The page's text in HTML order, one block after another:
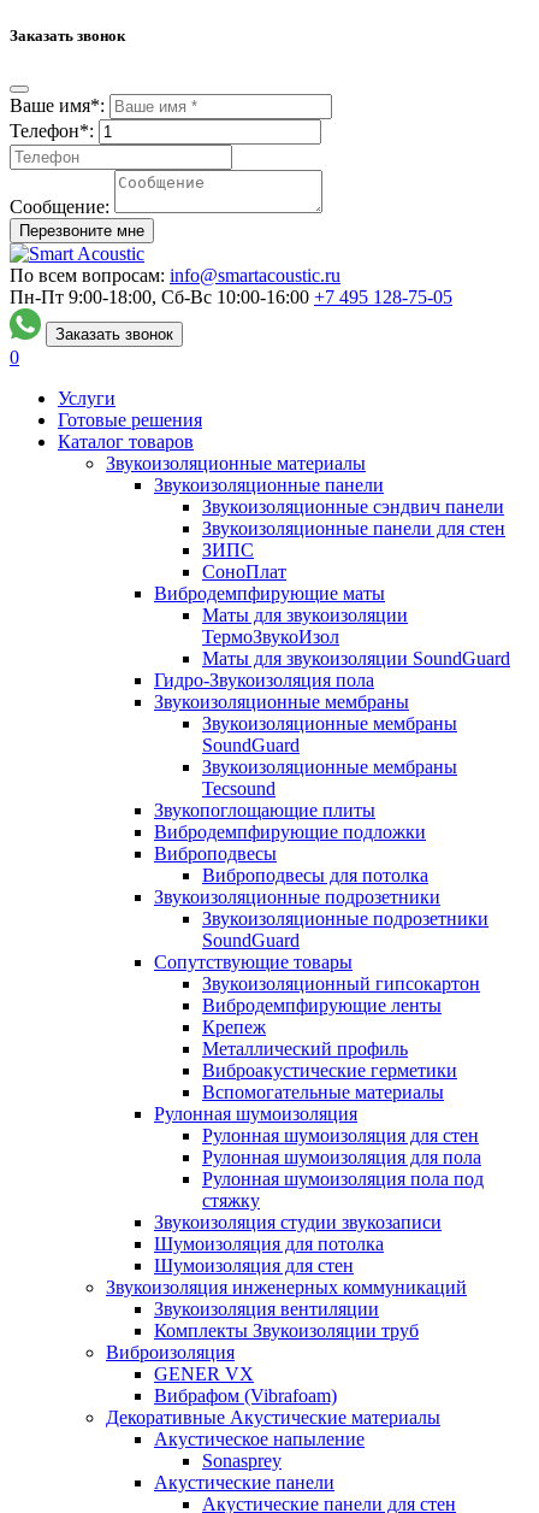
Заказать звонок
Ваше имя*:
Телефон*:
Сообщение:
Перезвоните мне
По всем вопросам: info@smartacoustic.ru
Пн-Пт 9:00-18:00, Сб-Вс 10:00-16:00 +7 495 128-75-05
Заказать звонок
0
Услуги
Готовые решения
Каталог товаров
Звукоизоляционные материалы
Звукоизоляционные панели
Звукоизоляционные сэндвич панели
Звукоизоляционные панели для стен
ЗИПС
СоноПлат
Вибродемпфирующие маты
Маты для звукоизоляции
ТермоЗвукоИзол
Маты для звукоизоляции SoundGuard
Гидро-Звукоизоляция пола
Звукоизоляционные мембраны
Звукоизоляционные мембраны
SoundGuard
Звукоизоляционные мембраны
Tecsound
Звукопоглощающие плиты
Вибродемпфирующие подложки
Виброподвесы
Виброподвесы для потолка
Звукоизоляционные подрозетники
Звукоизоляционные подрозетники
SoundGuard
Сопутствующие товары
Звукоизоляционный гипсокартон
Вибродемпфирующие ленты
Крепеж
Металлический профиль
Виброакустические герметики
Вспомогательные материалы
Рулонная шумоизоляция
Рулонная шумоизоляция для стен
Рулонная шумоизоляция для пола
Рулонная шумоизоляция пола под
стяжку
Звукоизоляция студии звукозаписи
Шумоизоляция для потолка
Шумоизоляция для стен
Звукоизоляция инженерных коммуникаций
Звукоизоляция вентиляции
Комплекты Звукоизоляции труб
Виброизоляция
GENER VX
Вибрафом (Vibrafoam)
Декоративные Акустические материалы
Акустическое напыление
Sonasprey
Акустические панели
Акустические панели для стен